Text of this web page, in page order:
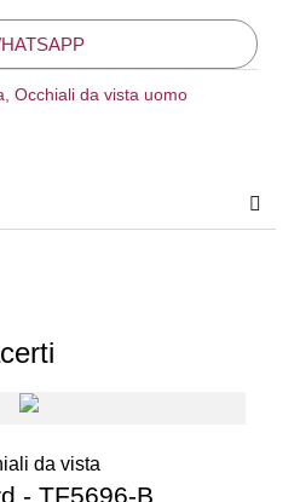
, Occhiali da vista uomo
da vista
- TF5696-B